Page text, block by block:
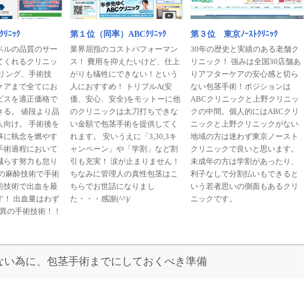
ﾆｯｸ
ルの品質のサー
くれるクリニッ
ング、手術技
アまで全てにお
スを適正価格で
る。 値段より品
向け。 手術後を
に執念を燃やす
術過程において
らす努力も怠り
麻酔技術で手術
技術で出血を最
！ 出血量はわず
の手術技術！！
第１位（同率）ABCｸﾘﾆｯｸ
業界屈指のコストパフォーマン
ス！ 費用を抑えたいけど、仕上
がりも犠牲にできない！という
人におすすめ！ トリプルA(安
価、安心、安全)をモットーに他
のクリニックは太刀打ちできな
い金額で包茎手術を提供してく
れます。 安いうえに「3,30,3キ
ャンペーン」や「学割」など割
引も充実！ 涙が止まりません！
ちなみに管理人の真性包茎はこ
ちらでお世話になりまし
た・・・感謝(^^)/
第３位 東京ﾉｰｽﾄｸﾘﾆｯｸ
30年の歴史と実績のある老舗ク
リニック！ 強みは全国30店舗あ
りアフターケアの安心感と切ら
ない包茎手術！ポジションは
ABCクリニックと上野クリニッ
クの中間。個人的にはABCクリ
ニックと上野クリニックがない
地域の方は迷わず東京ノースト
クリニックで良いと思います。
未成年の方は学割があったり、
利子なしで分割払いもできると
いう若者思いの側面もあるクリ
ニックです。
い為に、包茎手術までにしておくべき準備